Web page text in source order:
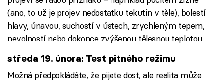
(ano, to už je projev nedostatku tekutin v těle), bolestí
hlavy, únavou, suchostí v ústech, zrychleným tepem,
nevolností nebo dokonce zvýšenou tělesnou teplotou.
středa 19. února: Test pitného režimu
Možná předpokládáte, že pijete dost, ale realita může